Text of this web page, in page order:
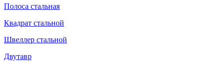
Полоса стальная
Квадрат стальной
Швеллер стальной
Двутавр